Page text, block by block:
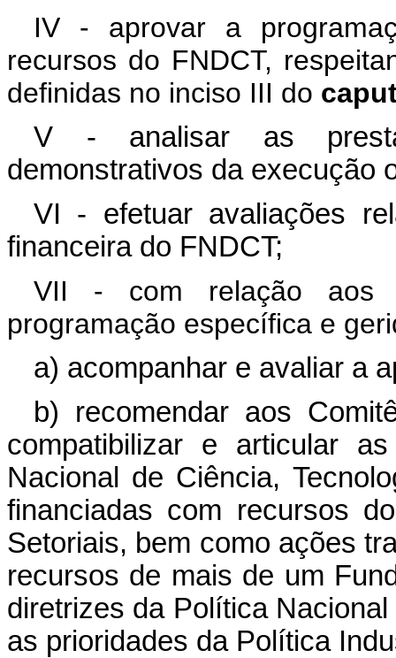
IV - aprovar a
recursos do FNDCT,
definidas no inciso III do
V - analisar as
demonstrativos da execução
VI - efetuar avaliações
financeira do FNDCT;
VII - com relação aos
programação específica e
a) acompanhar e avaliar a
b) recomendar aos
compatibilizar e articular
Nacional de Ciência,
financiadas com recursos
Setoriais, bem como ações
recursos de mais de um
diretrizes da Política
as prioridades da Política